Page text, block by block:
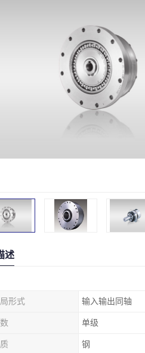
述
形式 输入输出同轴
单级
钢